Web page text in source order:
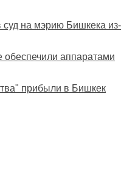
на мэрию Бишкека из-
обеспечили аппаратами
прибыли в Бишкек